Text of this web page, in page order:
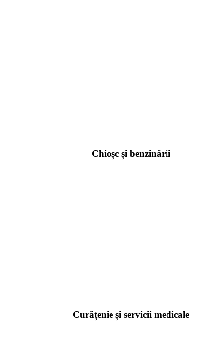
Chioșc și benzinării
Curățenie și servicii medicale